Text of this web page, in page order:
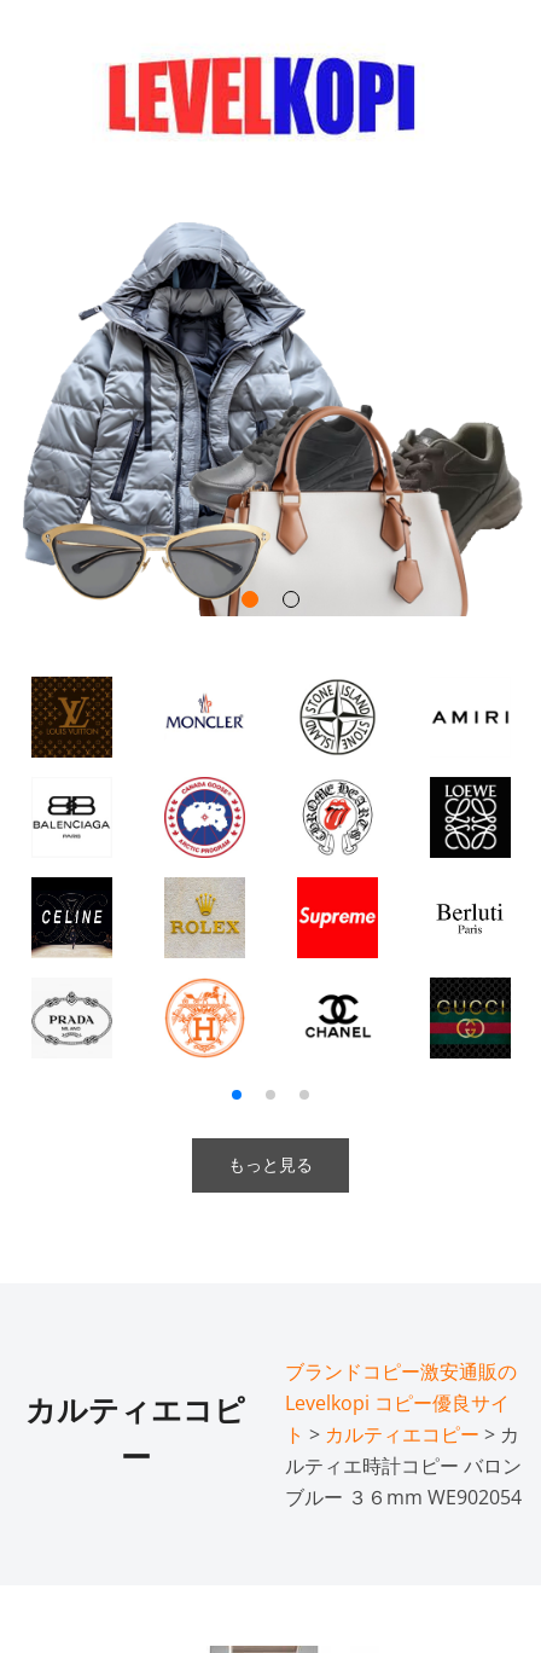
もっと見る
カルティエコピ
ー
ブランドコピー激安通販の
Levelkopi コピー優良サイ
ト > カルティエコピー > カ
ルティエ時計コピー バロン
ブルー ３６mm WE902054